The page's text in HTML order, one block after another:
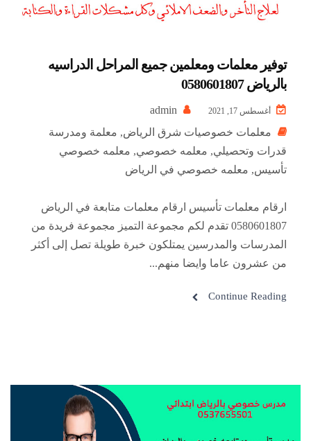
توفير معلمات ومعلمين جميع المراحل الدراسيه
بالرياض 0580601807
أغسطس 17, 2021
معلمات خصوصيات شرق الرياض, معلمة ومدرسة
قدرات وتحصيلي, معلمه خصوصي, معلمه خصوصي
تأسيس, معلمه خصوصي في الرياض
ارقام معلمات تأسيس ارقام معلمات متابعة في الرياض
0580601807 تقدم لكم مجموعة التميز مجموعة فريدة من
المدرسات والمدرسين يمتلكون خبرة طويلة تصل إلى أكثر
من عشرون عاما وايضا منهم...
Continue Reading